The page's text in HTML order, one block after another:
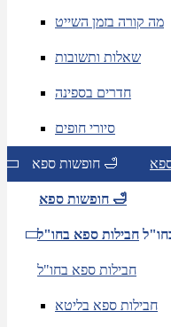
מה קורה בזמן השייט
שאלות ותשובות
חדרים בספינה
סיורי חופים
חופשות ספא 🛁
חופשות ספא 🛁
חבילות ספא בחו"ל
חבילות ספא בחו"ל
חבילות ספא בליטא